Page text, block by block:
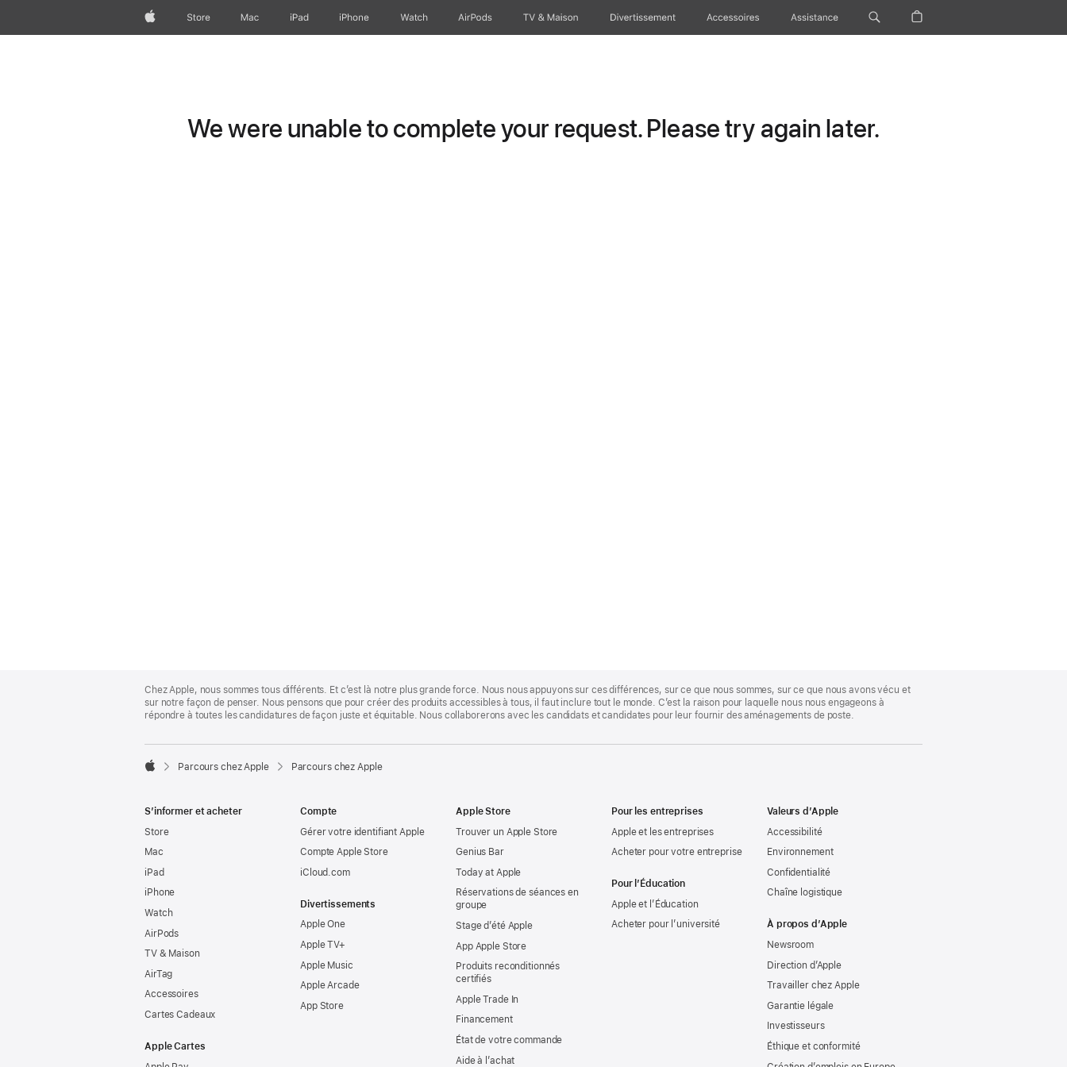
AppleStore Mac iPad iPhone Watch AirPods TV & Maison Divertissements Accessoires Assistance
We were unable to complete your request. Please try again later.
Footer
Chez Apple, nous sommes tous différents. Et c’est là notre plus grande force. Nous nous appuyons sur ces différences, sur ce que nous sommes, sur ce que nous avons vécu et
sur notre façon de penser. Nous pensons que pour créer des produits accessibles à tous, il faut inclure tout le monde. C’est la raison pour laquelle nous nous engageons à
répondre à toutes les candidatures de façon juste et équitable. Nous collaborerons avec les candidats et candidates pour leur fournir des aménagements de poste.

Parcours chez Apple Parcours chez Apple
S’informer et acheter
Store
Mac
iPad
iPhone
Watch
AirPods
TV & Maison
AirTag
Accessoires
Cartes Cadeaux
Apple Cartes
Compte
Gérer votre identifiant Apple
Compte Apple Store
iCloud.com
Divertissements
Apple One
Apple TV+
Apple Music
Apple Arcade
App Store
Apple Store
Trouver un Apple Store
Genius Bar
Today at Apple
Réservations de séances en
groupe
Stage d’été Apple
App Apple Store
Produits reconditionnés
certifiés
Apple Trade In
Financement
État de votre commande
Aide à l’achat
Pour les entreprises
Apple et les entreprises
Acheter pour votre entreprise
Pour l’Éducation
Apple et l’Éducation
Acheter pour l’université
Valeurs d’Apple
Accessibilité
Environnement
Confidentialité
Chaîne logistique
À propos d’Apple
Newsroom
Direction d’Apple
Travailler chez Apple
Garantie légale
Investisseurs
Éthique et conformité